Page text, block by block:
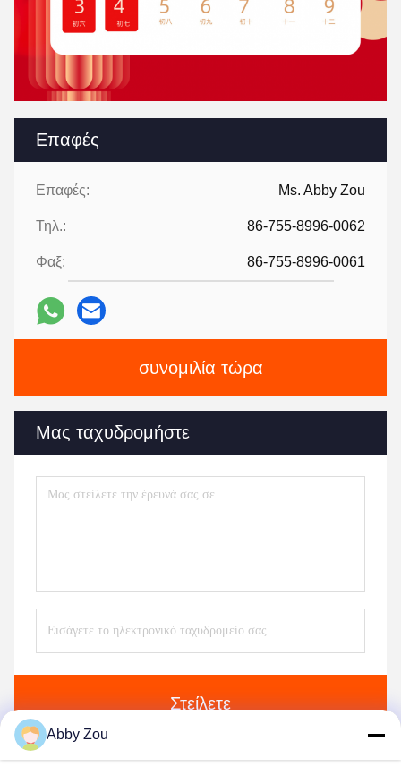
Επαφές
Επαφές: Ms. Abby Zou
Τηλ.: 86-755-8996-0062
Φαξ: 86-755-8996-0061
συνομιλία τώρα
Μας ταχυδρομήστε
Στείλετε
Abby Zou